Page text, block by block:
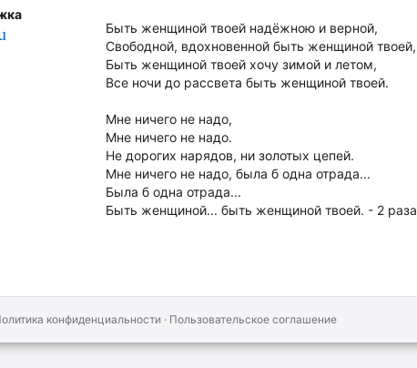
Быть женщиной твоей надёжною и верной,
Свободной, вдохновенной быть женщиной твоей,
Быть женщиной твоей хочу зимой и летом,
Все ночи до рассвета быть женщиной твоей.
Мне ничего не надо,
Мне ничего не надо.
Не дорогих нарядов, ни золотых цепей.
Мне ничего не надо, была б одна отрада...
Была б одна отрада...
Быть женщиной... быть женщиной твоей. - 2 раза
конфиденциальности · Пользовательское соглашение